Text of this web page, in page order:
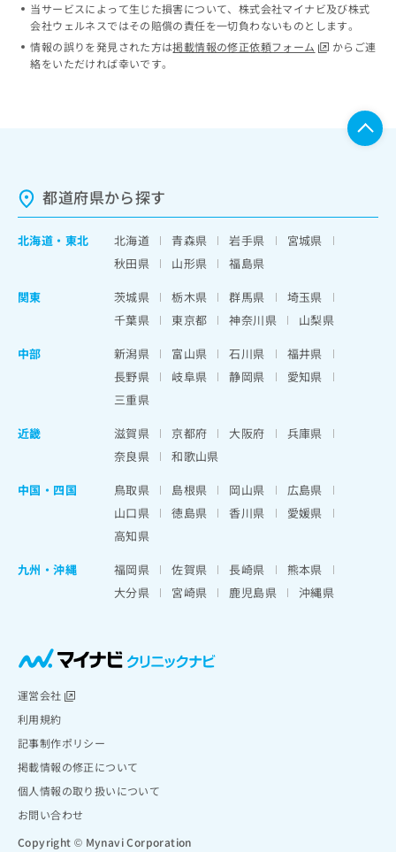
当サービスによって生じた損害について、株式会社マイナビ及び株式
会社ウェルネスではその賠償の責任を一切負わないものとします。
情報の誤りを発見された方は掲載情報の修正依頼フォーム
からご連
絡をいただければ幸いです。
都道府県から探す
北海道 ・ 東北 北海道 青森県 岩手県
宮城県
秋田県
山形県
福島県
関東
茨城県 栃木県 群馬県
埼玉県
千葉県
東京都 神奈川県
山梨県
中部
新潟県 富山県 石川県
福井県
長野県
岐阜県 静岡県
愛知県
三重県
近畿
滋賀県 京都府 大阪府
兵庫県
奈良県
和歌山県
中国・四国
鳥取県 島根県 岡山県
広島県
山口県
徳島県 香川県
愛媛県
高知県
九州・沖縄
福岡県 佐賀県 長崎県
熊本県
大分県
宮崎県 鹿児島県 沖縄県
運営会社
利用規約
記事制作ポリシー
掲載情報の修正について
個人情報の取り扱いについて
お問い合わせ
Copyright © Mynavi Corporation